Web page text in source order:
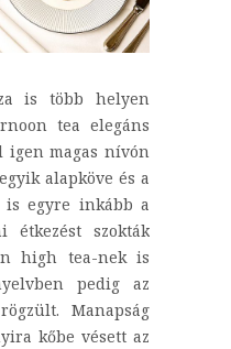
is több helyen
tea elegáns
magas nívón
alapköve és a
egyre inkább a
étkezést szokták
high tea-nek is
pedig az
Manapság
kőbe vésett az